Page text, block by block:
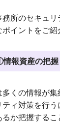
所のセキュ
イントをご紹
報資産の把握
くの情報が
ィ対策を行
か把握するこ